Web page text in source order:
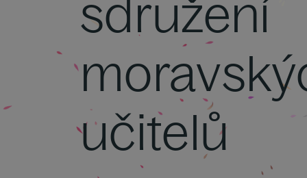
sdružení
učitelů